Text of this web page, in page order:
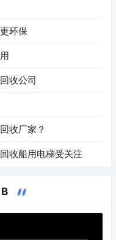
环保
收公司
收厂家？
收船用电梯受关注